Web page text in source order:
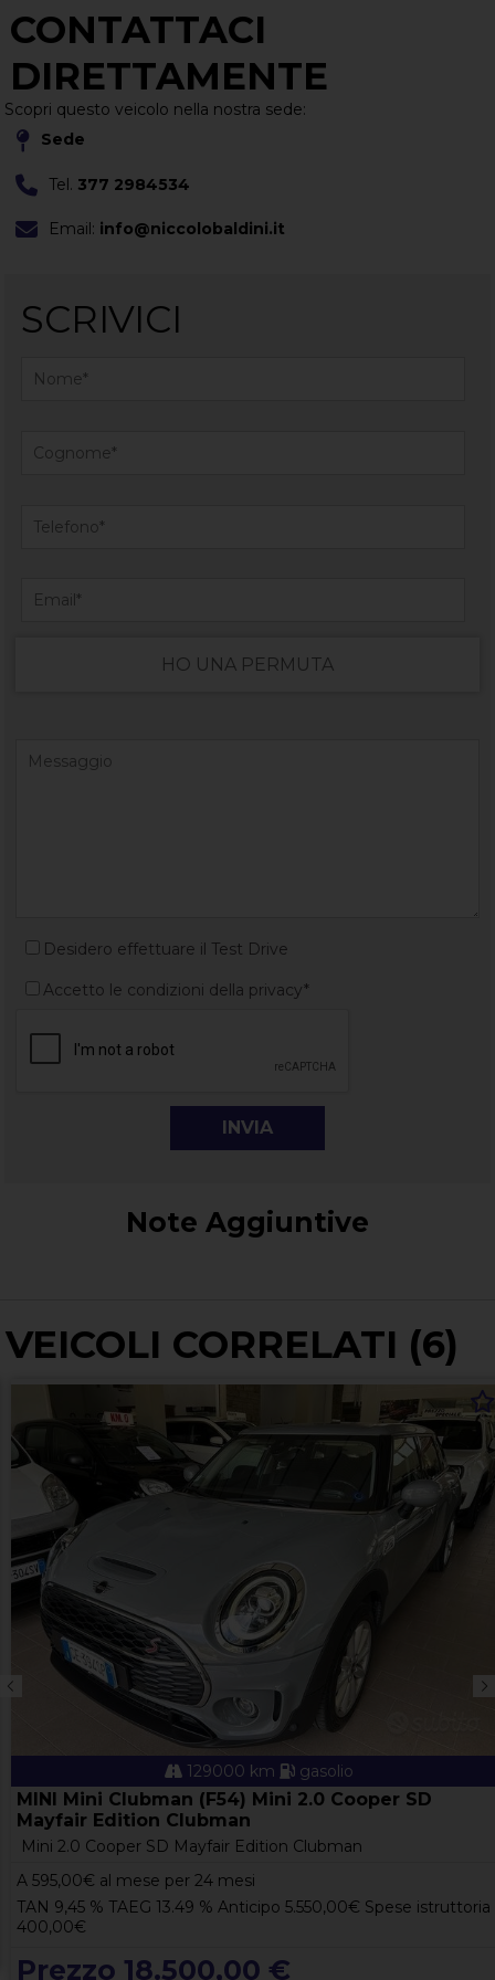
CONTATTACI
DIRETTAMENTE
Scopri questo veicolo nella nostra sede:
Sede
Tel. 377 2984534
Email: info@niccolobaldini.it
SCRIVICI
HO UNA PERMUTA
Desidero effettuare il Test Drive
Accetto le condizioni della privacy*
Note Aggiuntive
VEICOLI CORRELATI (6)
129000 km gasolio
MINI Mini Clubman (F54) Mini 2.0 Cooper SD
Mayfair Edition Clubman
Mini 2.0 Cooper SD Mayfair Edition Clubman
A 595,00€ al mese per 24 mesi
TAN 9,45 % TAEG 13.49 % Anticipo 5.550,00€ Spese istruttoria
400,00€
Prezzo 18.500,00 €